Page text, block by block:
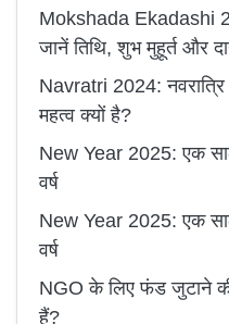
Mokshada Ekadashi
जानें तिथि, शुभ मुहूर्त और
Navratri 2024:
महत्व क्यों है?
New Year 2025: एक
वर्ष
New Year 2025: एक
वर्ष
NGO के लिए फंड जुटाने
हैं?